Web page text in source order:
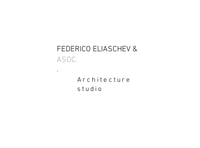
FEDERICO ELIASCHEV &
ASOC.
.
Architecture
studio